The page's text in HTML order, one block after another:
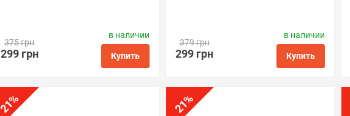
375 грн
299 грн
в наличии
Купить
Apex Microelectronics
Код товара:
cc.mc-31
в избранные
379 грн
299 грн
в наличии
Купить
Apex Microelectronics
Код товара:
cc.mc-30
в избранные
21
% 21
%